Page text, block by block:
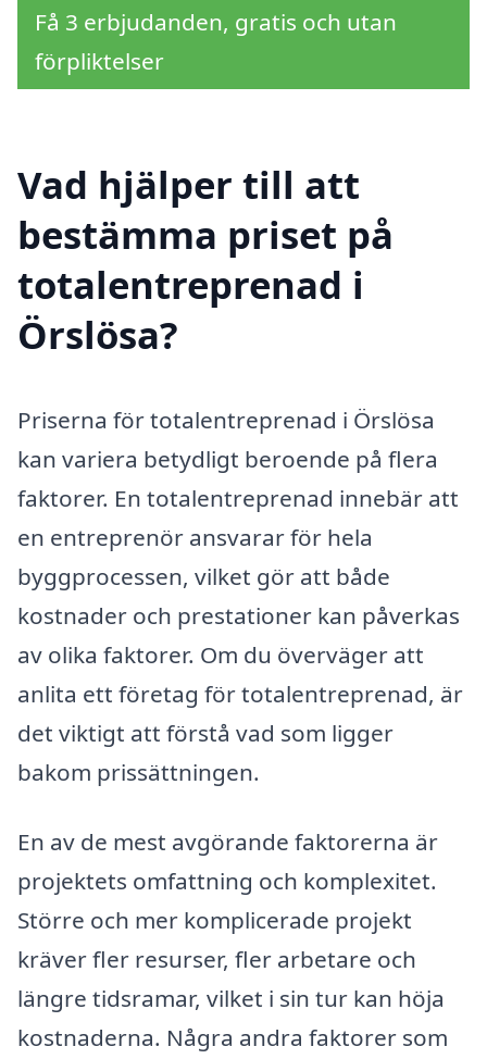
Få 3 erbjudanden, gratis och utan
förpliktelser
Vad hjälper till att
bestämma priset på
totalentreprenad i
Örslösa?
Priserna för totalentreprenad i Örslösa
kan variera betydligt beroende på flera
faktorer. En totalentreprenad innebär att
en entreprenör ansvarar för hela
byggprocessen, vilket gör att både
kostnader och prestationer kan påverkas
av olika faktorer. Om du överväger att
anlita ett företag för totalentreprenad, är
det viktigt att förstå vad som ligger
bakom prissättningen.
En av de mest avgörande faktorerna är
projektets omfattning och komplexitet.
Större och mer komplicerade projekt
kräver fler resurser, fler arbetare och
längre tidsramar, vilket i sin tur kan höja
kostnaderna. Några andra faktorer som